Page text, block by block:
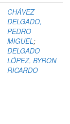
CHÁVEZ
DELGADO,
PEDRO
MIGUEL;
DELGADO
LÓPEZ, BYRON
RICARDO